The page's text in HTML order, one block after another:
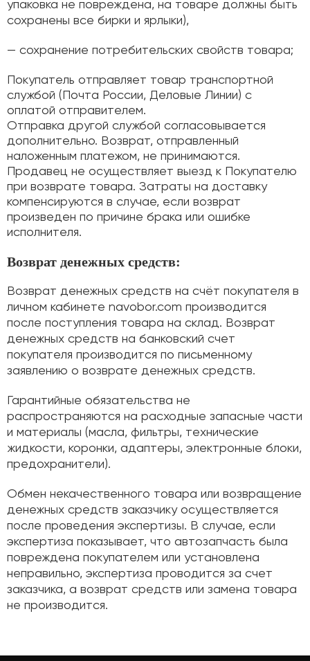
упаковка не повреждена, на товаре должны быть
сохранены все бирки и ярлыки),
— сохранение потребительских свойств товара;
Покупатель отправляет товар транспортной
службой (Почта России, Деловые Линии) с
оплатой отправителем.
Отправка другой службой согласовывается
дополнительно. Возврат, отправленный
наложенным платежом, не принимаются.
Продавец не осуществляет выезд к Покупателю
при возврате товара. Затраты на доставку
компенсируются в случае, если возврат
произведен по причине брака или ошибке
исполнителя.
Возврат денежных средств:
Возврат денежных средств на счёт покупателя в
личном кабинете navobor.com производится
после поступления товара на склад. Возврат
денежных средств на банковский счет
покупателя производится по письменному
заявлению о возврате денежных средств.
Гарантийные обязательства не
распространяются на расходные запасные части
и материалы (масла, фильтры, технические
жидкости, коронки, адаптеры, электронные блоки,
предохранители).
Обмен некачественного товара или возвращение
денежных средств заказчику осуществляется
после проведения экспертизы. В случае, если
экспертиза показывает, что автозапчасть была
повреждена покупателем или установлена
неправильно, экспертиза проводится за счет
заказчика, а возврат средств или замена товара
не производится.